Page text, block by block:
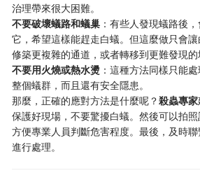
治理帶來很大困難。
不要破壞蟻路和蟻巢 ：有些人發現蟻路後
它，希望這樣能趕走白蟻。但這麼做只會
修築更複雜的通道，或者轉移到更難發現的
不要用火燒或熱水燙 ：這種方法同樣只能
整個蟻群，而且還有安全隱患。
那麼，正確的應對方法是什麼呢？殺蟲專家
保護好現場，不要驚擾白蟻。然後可以拍照
方便專業人員判斷危害程度。最後，及時
進行處理。